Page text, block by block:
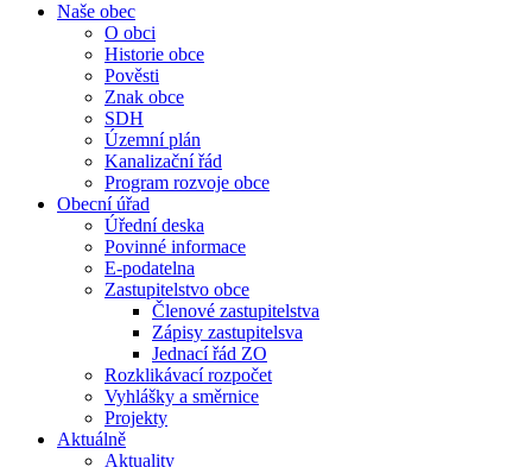
Naše obec
O obci
Historie obce
Pověsti
Znak obce
SDH
Územní plán
Kanalizační řád
Program rozvoje obce
Obecní úřad
Úřední deska
Povinné informace
E-podatelna
Zastupitelstvo obce
Členové zastupitelstva
Zápisy zastupitelsva
Jednací řád ZO
Rozklikávací rozpočet
Vyhlášky a směrnice
Projekty
Aktuálně
Aktuality